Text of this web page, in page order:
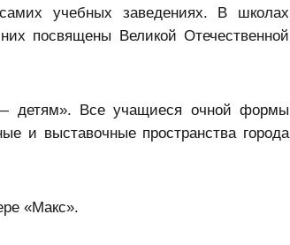
учебных заведениях. В школах
посвящены Великой Отечественной
детям». Все учащиеся очной формы
и выставочные пространства города
«Макс».